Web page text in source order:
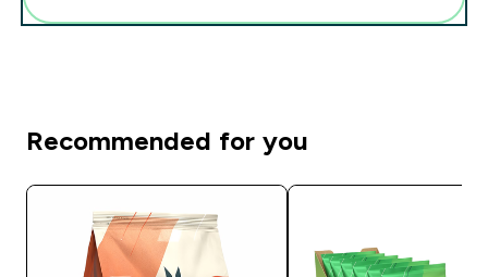
Recommended for you